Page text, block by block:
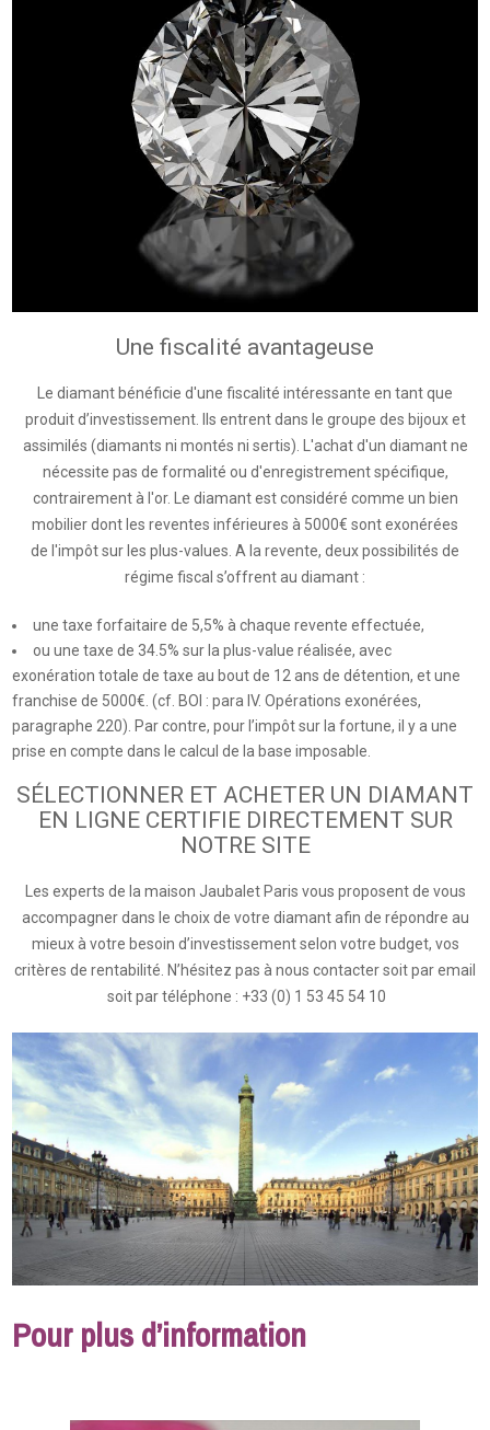
Une fiscalité avantageuse
Le diamant bénéficie d'une fiscalité intéressante en tant que
produit d’investissement. Ils entrent dans le groupe des bijoux et
assimilés (diamants ni montés ni sertis). L'achat d'un diamant ne
nécessite pas de formalité ou d'enregistrement spécifique,
contrairement à l'or. Le diamant est considéré comme un bien
mobilier dont les reventes inférieures à 5000€ sont exonérées
de l'impôt sur les plus-values. A la revente, deux possibilités de
régime fiscal s’offrent au diamant :
une taxe forfaitaire de 5,5% à chaque revente effectuée,
ou une taxe de 34.5% sur la plus-value réalisée, avec
exonération totale de taxe au bout de 12 ans de détention, et une
franchise de 5000€. (cf. BOI : para IV. Opérations exonérées,
paragraphe 220). Par contre, pour l’impôt sur la fortune, il y a une
prise en compte dans le calcul de la base imposable.
SÉLECTIONNER ET ACHETER UN DIAMANT
EN LIGNE CERTIFIE DIRECTEMENT SUR
NOTRE SITE
Les experts de la maison Jaubalet Paris vous proposent de vous
accompagner dans le choix de votre diamant afin de répondre au
mieux à votre besoin d’investissement selon votre budget, vos
critères de rentabilité. N’hésitez pas à nous contacter soit par email
soit par téléphone : +33 (0) 1 53 45 54 10
Pour plus d’information